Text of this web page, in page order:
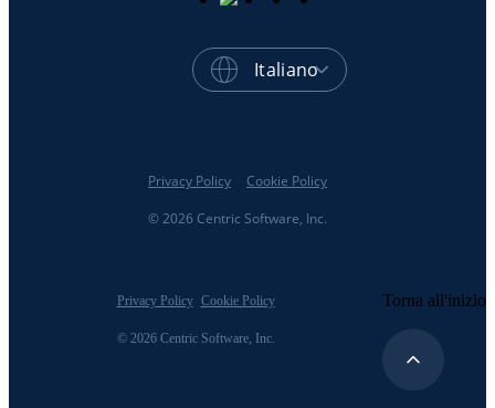
Italiano
© 2026 Centric Software, Inc.
Privacy Policy Cookie Policy
© 2026 Centric Software, Inc.
Privacy Policy Cookie Policy Torna all'inizio